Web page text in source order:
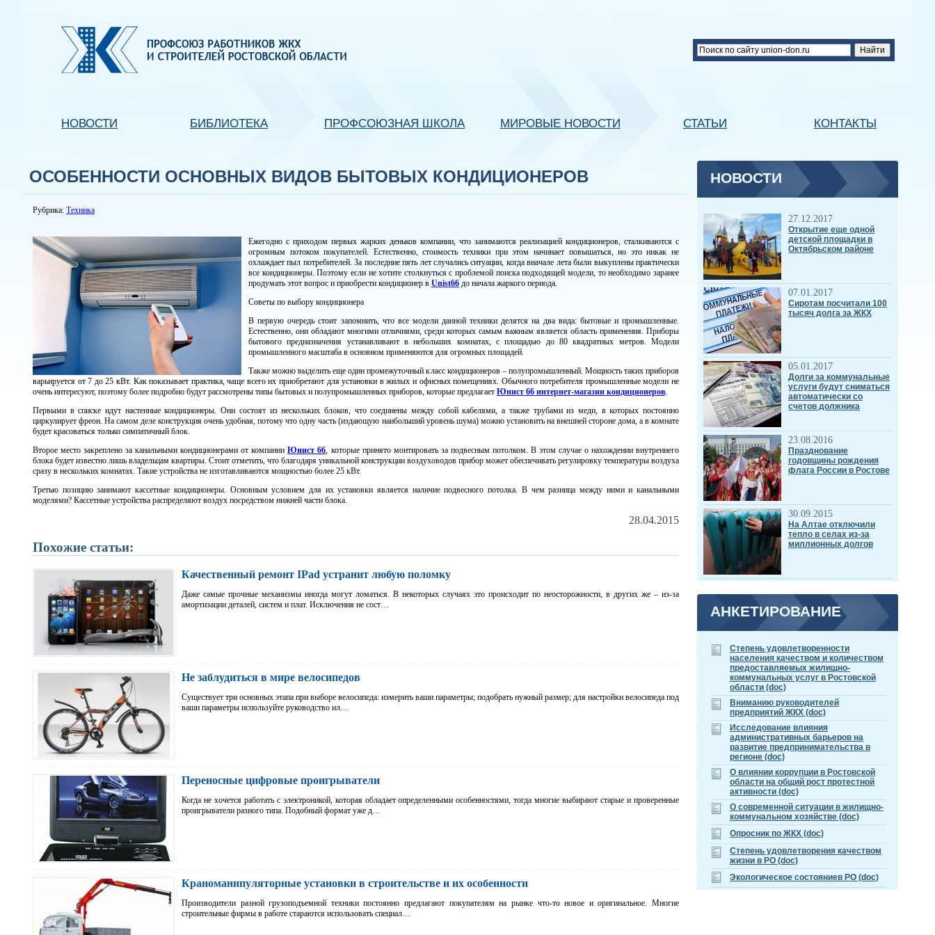
НОВОСТИ БИБЛИОТЕКА ПРОФСОЮЗНАЯ ШКОЛА МИРОВЫЕ НОВОСТИ СТАТЬИ КОНТАКТЫ
ОСОБЕННОСТИ ОСНОВНЫХ ВИДОВ БЫТОВЫХ КОНДИЦИОНЕРОВ
Рубрика: Техника
Ежегодно с приходом первых жарких деньков компании, что занимаются реализацией кондиционеров, сталкиваются с
огромным потоком покупателей. Естественно, стоимость техники при этом начинает повышаться, но это никак не
охлаждает пыл потребителей. За последние пять лет случались ситуации, когда вначале лета были выкуплены практически
все кондиционеры. Поэтому если не хотите столкнуться с проблемой поиска подходящей модели, то необходимо заранее
продумать этот вопрос и приобрести кондиционер в Unist66 до начала жаркого периода.
Советы по выбору кондиционера
В первую очередь стоит запомнить, что все модели данной техники делятся на два вида: бытовые и промышленные.
Естественно, они обладают многими отличиями, среди которых самым важным является область применения. Приборы
бытового предназначения устанавливают в небольших комнатах, с площадью до 80 квадратных метров. Модели
промышленного масштаба в основном применяются для огромных площадей.
Также можно выделить еще один промежуточный класс кондиционеров – полупромышленный. Мощность таких приборов
варьируется от 7 до 25 кВт. Как показывает практика, чаще всего их приобретают для установки в жилых и офисных помещениях. Обычного потребителя промышленные модели не
очень интересуют, поэтому более подробно будут рассмотрены типы бытовых и полупромышленных приборов, которые предлагает Юнист 66 интернет-магазин кондиционеров.
Первыми в списке идут настенные кондиционеры. Они состоят из нескольких блоков, что соединены между собой кабелями, а также трубами из меди, в которых постоянно
циркулирует фреон. На самом деле конструкция очень удобная, потому что одну часть (издающую наибольший уровень шума) можно установить на внешней стороне дома, а в комнате
будет красоваться только симпатичный блок.
Второе место закреплено за канальными кондиционерами от компанииЮнист 66, которые принято монтировать за подвесным потолком. В этом случае о нахождении внутреннего
блока будет известно лишь владельцам квартиры. Стоит отметить, что благодаря уникальной конструкции воздуховодов прибор может обеспечивать регулировку температуры воздуха
сразу в нескольких комнатах. Такие устройства не изготавливаются мощностью более 25 кВт.
Третью позицию занимают кассетные кондиционеры. Основным условием для их установки является наличие подвесного потолка. В чем разница между ними и канальными
моделями? Кассетные устройства распределяют воздух посредством нижней части блока.
28.04.2015
Похожие статьи:
Качественный ремонт IPad устранит любую поломку
Даже самые прочные механизмы иногда могут ломаться. В некоторых случаях это происходит по неосторожности, в других же – из-за
амортизации деталей, систем и плат. Исключения не сост…
Не заблудиться в мире велосипедов
Существует три основных этапа при выборе велосипеда: измерить ваши параметры; подобрать нужный размер; для настройки велосипеда под
ваши параметры используйте руководство ил…
Переносные цифровые проигрыватели
Когда не хочется работать с электроникой, которая обладает определенными особенностями, тогда многие выбирают старые и проверенные
проигрыватели разного типа. Подобный формат уже д…
Краноманипуляторные установки в строительстве и их особенности
Производители разной грузоподъемной техники постоянно предлагают покупателям на рынке что-то новое и оригинальное. Многие
строительные фирмы в работе стараются использовать специал…
НОВОСТИ
27.12.2017
Открытие еще одной
детской площадки в
Октябрьском районе
07.01.2017
Сиротам посчитали 100
тысяч долга за ЖКХ
05.01.2017
Долги за коммунальные
услуги будут сниматься
автоматически со
счетов должника
23.08.2016
Празднование
годовщины рождения
флага России в Ростове
30.09.2015
На Алтае отключили
тепло в селах из-за
миллионных долгов
АНКЕТИРОВАНИЕ
Cтепень удовлетворенности
населения качеством и количеством
предоставляемых жилищно-
коммунальных услуг в Ростовской
области (doc)
Вниманию руководителей
предприятий ЖКХ (doc)
Исследование влияния
административных барьеров на
развитие предпринимательства в
регионе (doc)
О влиянии коррупции в Ростовской
области на общий рост протестной
активности (doc)
О современной ситуации в жилищно-
коммунальном хозяйстве (doc)
Опросник по ЖКХ (doc)
Степень удовлетворения качеством
жизни в РО (doc)
Экологическое состояниев РО (doc)